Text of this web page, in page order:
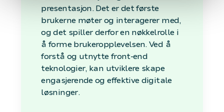
presentasjon. Det er det første
brukerne møter og interagerer med,
og det spiller derfor en nøkkelrolle i
å forme brukeropplevelsen. Ved å
forstå og utnytte front-end
teknologier, kan utviklere skape
engasjerende og effektive digitale
løsninger.